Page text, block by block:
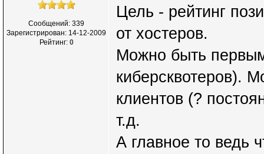
Сообщений: 339
Зарегистрирован: 14-12-2009
Рейтинг: 0
Цель - рейтинг
от хостеров.
Можно быть
киберсквотеров).
клиентов (?
т.д.
А главное то ведь